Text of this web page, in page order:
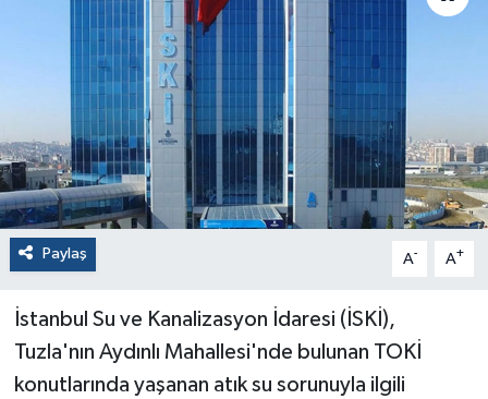
Paylaş A- A+
İstanbul Su ve Kanalizasyon İdaresi (İSKİ),
Tuzla'nın Aydınlı Mahallesi'nde bulunan TOKİ
konutlarında yaşanan atık su sorunuyla ilgili